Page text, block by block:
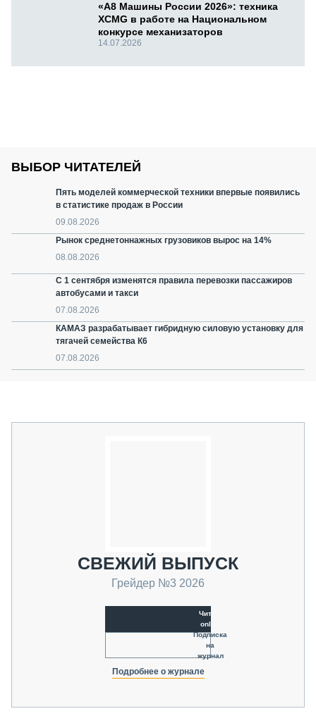
«А8 Машины России 2026»: техника
XCMG в работе на Национальном
конкурсе механизаторов
14.07.2026
ВЫБОР ЧИТАТЕЛЕЙ
Пять моделей коммерческой техники впервые появились
в статистике продаж в России
09.08.2026
Рынок среднетоннажных грузовиков вырос на 14%
08.08.2026
С 1 сентября изменятся правила перевозки пассажиров
автобусами и такси
07.08.2026
КАМАЗ разрабатывает гибридную силовую установку для
тягачей семейства К6
07.08.2026
СВЕЖИЙ ВЫПУСК
Грейдер №3 2026
Читать
online
Подписка
на
журнал
Подробнее о журнале